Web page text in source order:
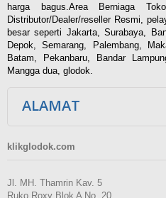
harga bagus.Area Berniaga
Distributor/Dealer/reseller Resmi,
besar seperti Jakarta, Surabaya,
Depok, Semarang, Palembang,
Batam, Pekanbaru, Bandar
Mangga dua, glodok.
ALAMAT
klikglodok.com
Jl. MH. Thamrin Kav. 5
Ruko Roxy Blok A No. 20